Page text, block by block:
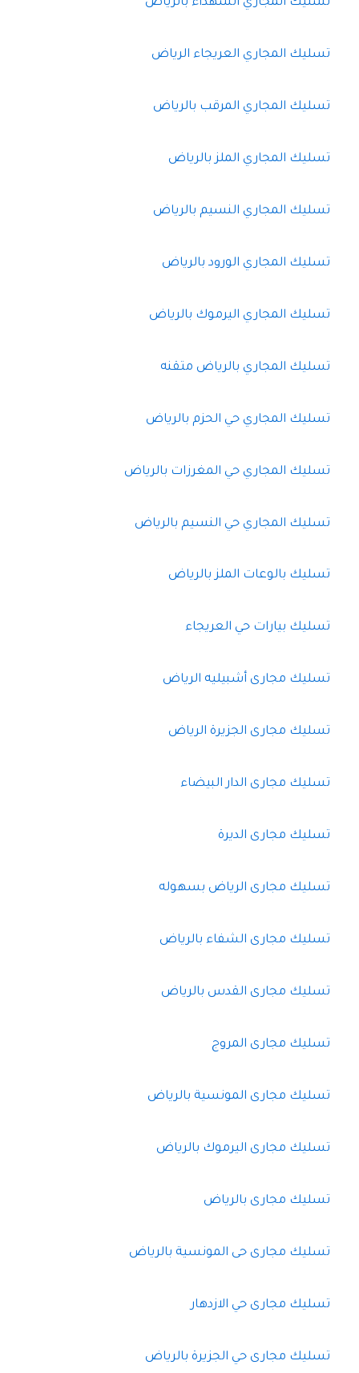
تسليك المجاري الشهداء بالرياض
تسليك المجاري العريجاء الرياض
تسليك المجاري المرقب بالرياض
تسليك المجاري الملز بالرياض
تسليك المجاري النسيم بالرياض
تسليك المجاري الورود بالرياض
تسليك المجاري اليرموك بالرياض
تسليك المجاري بالرياض متقنه
تسليك المجاري حي الحزم بالرياض
تسليك المجاري حي المغرزات بالرياض
تسليك المجاري حي النسيم بالرياض
تسليك بالوعات الملز بالرياض
تسليك بيارات حي العريجاء
تسليك مجارى أشبيليه الرياض
تسليك مجارى الجزيرة الرياض
تسليك مجارى الدار البيضاء
تسليك مجارى الديرة
تسليك مجارى الرياض بسهوله
تسليك مجارى الشفاء بالرياض
تسليك مجارى القدس بالرياض
تسليك مجارى المروج
تسليك مجارى المونسية بالرياض
تسليك مجارى اليرموك بالرياض
تسليك مجارى بالرياض
تسليك مجارى حى المونسية بالرياض
تسليك مجارى حي الازدهار
تسليك مجارى حي الجزيرة بالرياض